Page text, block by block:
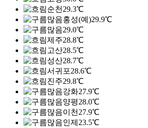
순천 29.3℃
홍성(예)29.9℃
29.0℃
제주28.8℃
고산28.5℃
성산28.7℃
서귀포28.6℃
진주29.8℃
강화27.9℃
양평28.0℃
이천 27.9℃
인제 23.5℃